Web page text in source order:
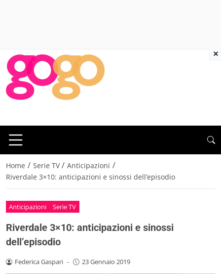
Home / Serie TV / Anticipazioni /
Riverdale 3×10: anticipazioni e sinossi dell’episodio
Anticipazioni Serie TV
Riverdale 3×10: anticipazioni e sinossi
dell’episodio
Federica Gaspari - 23 Gennaio 2019
×